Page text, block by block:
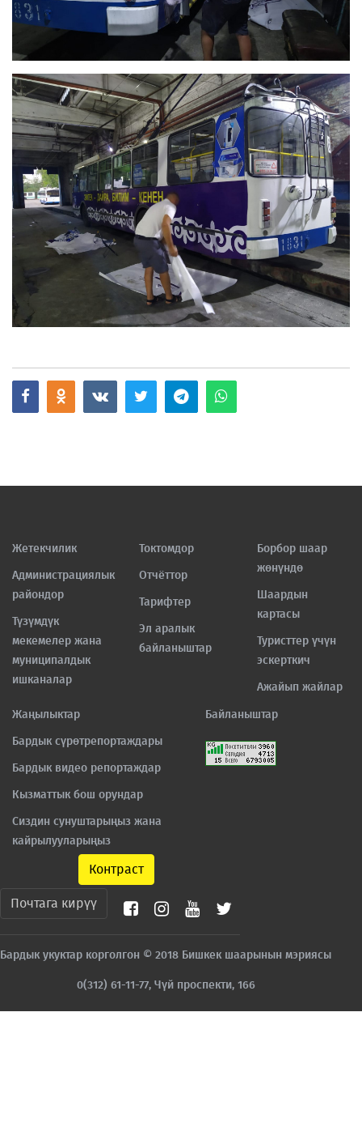
Жетекчилик
Администрациялык
райондор
Түзүмдүк
мекемелер жана
муниципалдык
ишканалар
Токтомдор
Отчёттор
Тарифтер
Эл аралык
байланыштар
Борбор шаар
жөнүндө
Шаардын
картасы
Туристтер үчүн
эскерткич
Ажайып жайлар
Жаңылыктар
Бардык сүрөтрепортаждары
Бардык видео репортаждар
Кызматтык бош орундар
Сиздин сунуштарыңыз жана
кайрылууларыңыз
Байланыштар
Контраст
Почтага кирүү
Бардык укуктар корголгон © 2018 Бишкек шаарынын мэриясы
0(312) 61-11-77, Чүй проспекти, 166